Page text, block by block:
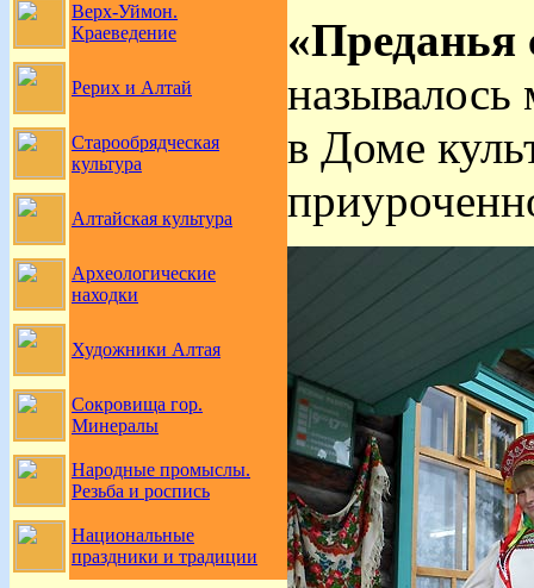
Верх-Уймон.
Краеведение
Рерих и Алтай
Старообрядческая
культура
Алтайская культура
Археологические
находки
Художники Алтая
Сокровища гор.
Минералы
Народные промыслы.
Резьба и роспись
Национальные
праздники и традиции
«Преданья
называлось
в Доме